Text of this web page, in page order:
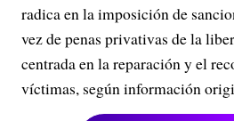
radica en la imposición de
vez de penas privativas de la
centrada en la reparación y el
víctimas, según información